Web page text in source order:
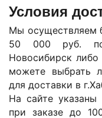
Условия
Мы осуществляем
50 000 руб. по
Новосибирск
можете выбрать
для доставки в г.
На сайте
при заказе до